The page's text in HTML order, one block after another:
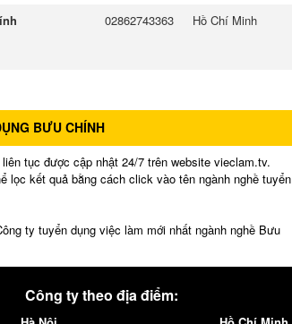
02862743363 Hồ Chí Minh
BƯU CHÍNH
tục được cập nhật 24/7 trên website vieclam.tv.
kết quả bằng cách click vào tên ngành nghề tuyển
ty tuyển dụng việc làm mới nhất ngành nghề Bưu
Công ty theo địa điểm: